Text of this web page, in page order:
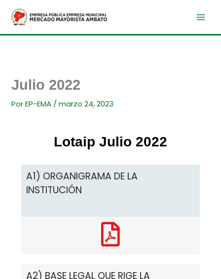
contenido
Julio 2022
PorEP-EMA /marzo 24, 2023
Lotaip Julio 2022
A1) ORGANIGRAMA DE LA
INSTITUCIÓN
A2) BASE LEGAL QUE RIGE LA